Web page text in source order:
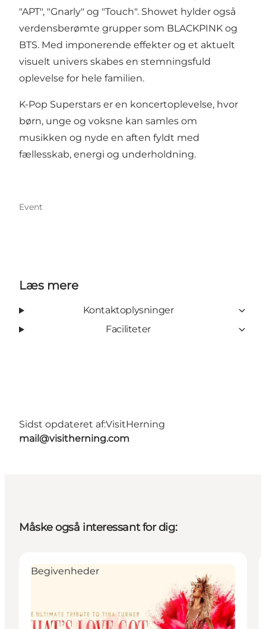
"APT", "Gnarly" og "Touch". Showet hylder også
verdensberømte grupper som BLACKPINK og
BTS. Med imponerende effekter og et aktuelt
visuelt univers skabes en stemningsfuld
oplevelse for hele familien.
K-Pop Superstars er en koncertoplevelse, hvor
børn, unge og voksne kan samles om
musikken og nyde en aften fyldt med
fællesskab, energi og underholdning.
Event
Læs mere
Kontaktoplysninger
Faciliteter
Sidst opdateret af:VisitHerning
mail@visitherning.com
Måske også interessant for dig:
Begivenheder